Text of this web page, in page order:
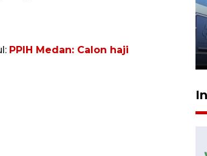
PPIH Medan: Calon haji
Juli 2026 20:04